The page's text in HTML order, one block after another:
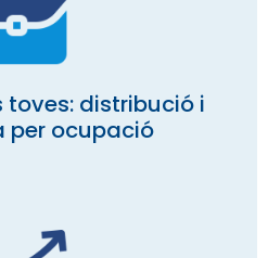
toves: distribució i
per ocupació